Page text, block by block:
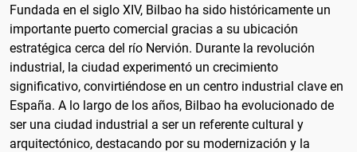
Fundada en el siglo XIV, Bilbao ha sido históricamente un
importante puerto comercial gracias a su ubicación
estratégica cerca del río Nervión. Durante la revolución
industrial, la ciudad experimentó un crecimiento
significativo, convirtiéndose en un centro industrial clave en
España. A lo largo de los años, Bilbao ha evolucionado de
ser una ciudad industrial a ser un referente cultural y
arquitectónico, destacando por su modernización y la